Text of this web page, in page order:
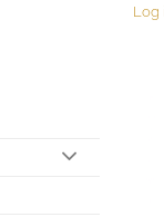
Log